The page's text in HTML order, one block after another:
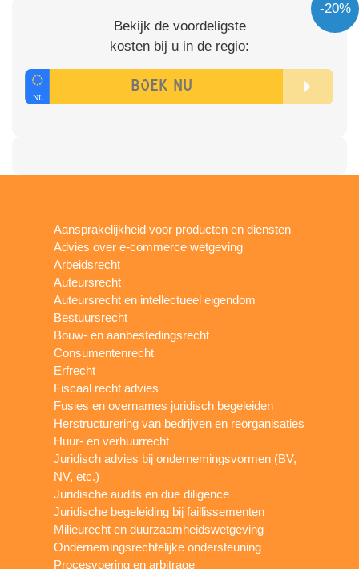
-20%
Bekijk de voordeligste
kosten bij u in de regio:
Aansprakelijkheid voor producten en diensten
Advies over e-commerce wetgeving
Arbeidsrecht
Auteursrecht
Auteursrecht en intellectueel eigendom
Bestuursrecht
Bouw- en aanbestedingsrecht
Consumentenrecht
Erfrecht
Fiscaal recht advies
Fusies en overnames juridisch begeleiden
Herstructurering van bedrijven en reorganisaties
Huur- en verhuurrecht
Juridisch advies bij ondernemingsvormen (BV,
NV, etc.)
Juridische audits en due diligence
Juridische begeleiding bij faillissementen
Milieurecht en duurzaamheidswetgeving
Ondernemingsrechtelijke ondersteuning
Procesvoering en arbitrage